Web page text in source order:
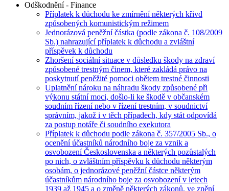
Odškodnění - Finance
Příplatek k důchodu ke zmírnění některých křivd
způsobených komunistickým režimem
Jednorázová peněžní částka (podle zákona č. 108/2009
Sb.) nahrazující příplatek k důchodu a zvláštní
příspěvek k důchodu
Zhoršení sociální situace v důsledku škody na zdraví
způsobené trestným činem, které zakládá právo na
poskytnutí peněžité pomoci obětem trestné činnosti
Uplatnění nároku na náhradu škody způsobené při
výkonu státní moci, došlo-li ke škodě v občanském
soudním řízení nebo v řízení trestním, v soudnictví
správním, jakož i v těch případech, kdy stát odpovídá
za postup notáře či soudního exekutora
Příplatek k důchodu podle zákona č. 357/2005 Sb., o
ocenění účastníků národního boje za vznik a
osvobození Československa a některých pozůstalých
po nich, o zvláštním příspěvku k důchodu některým
osobám, o jednorázové peněžní částce některým
účastníkům národního boje za osvobození v letech
1939 až 1945 a o změně některých zákonů, ve znění